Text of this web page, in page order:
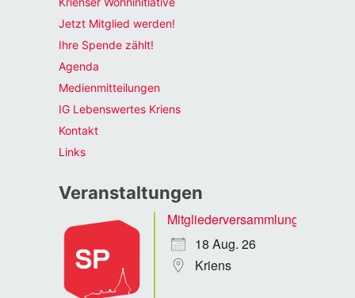
Jetzt Mitglied werden!
Ihre Spende zählt!
Agenda
Medienmitteilungen
IG Lebenswertes Kriens
Kontakt
Links
Veranstaltungen
Mitgliederversammlung
18 Aug. 26
Kriens